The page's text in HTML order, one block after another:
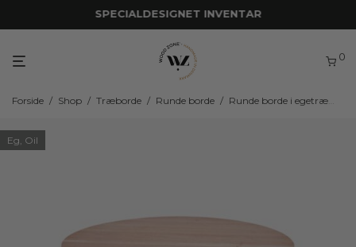
SPECIALDESIGNET INVENTAR
0
Forside / Shop / Træborde / Runde borde / Runde borde i egetræ
Eg, Oil